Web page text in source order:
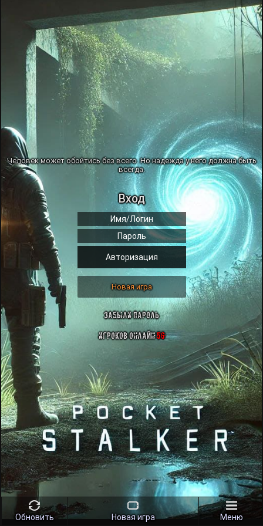
Человек может обойтись без всего. Но надежда у него должна быть
всегда.
Вход
Новая игра
Забыли пароль
Игроков онлайн56
Обновить Новая игра Меню